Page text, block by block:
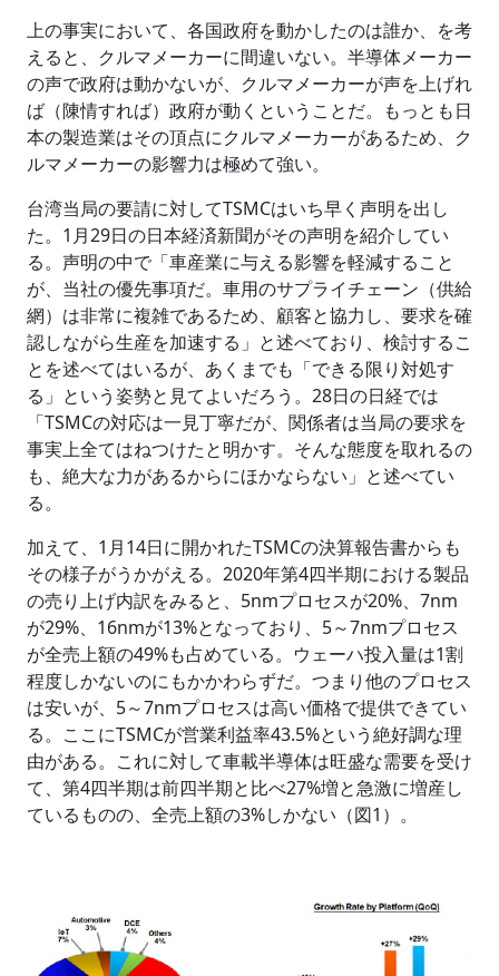
上の事実において、各国政府を動かしたのは誰か、を考
えると、クルマメーカーに間違いない。半導体メーカー
の声で政府は動かないが、クルマメーカーが声を上げれ
ば（陳情すれば）政府が動くということだ。もっとも日
本の製造業はその頂点にクルマメーカーがあるため、ク
ルマメーカーの影響力は極めて強い。
台湾当局の要請に対してTSMCはいち早く声明を出し
た。1月29日の日本経済新聞がその声明を紹介してい
る。声明の中で「車産業に与える影響を軽減すること
が、当社の優先事項だ。車用のサプライチェーン（供給
網）は非常に複雑であるため、顧客と協力し、要求を確
認しながら生産を加速する」と述べており、検討するこ
とを述べてはいるが、あくまでも「できる限り対処す
る」という姿勢と見てよいだろう。28日の日経では
「TSMCの対応は一見丁寧だが、関係者は当局の要求を
事実上全てはねつけたと明かす。そんな態度を取れるの
も、絶大な力があるからにほかならない」と述べてい
る。
加えて、1月14日に開かれたTSMCの決算報告書からも
その様子がうかがえる。2020年第4四半期における製品
の売り上げ内訳をみると、5nmプロセスが20%、7nm
が29%、16nmが13%となっており、5～7nmプロセス
が全売上額の49%も占めている。ウェーハ投入量は1割
程度しかないのにもかかわらずだ。つまり他のプロセス
は安いが、5～7nmプロセスは高い価格で提供できてい
る。ここにTSMCが営業利益率43.5%という絶好調な理
由がある。これに対して車載半導体は旺盛な需要を受け
て、第4四半期は前四半期と比べ27%増と急激に増産し
ているものの、全売上額の3%しかない（図1）。